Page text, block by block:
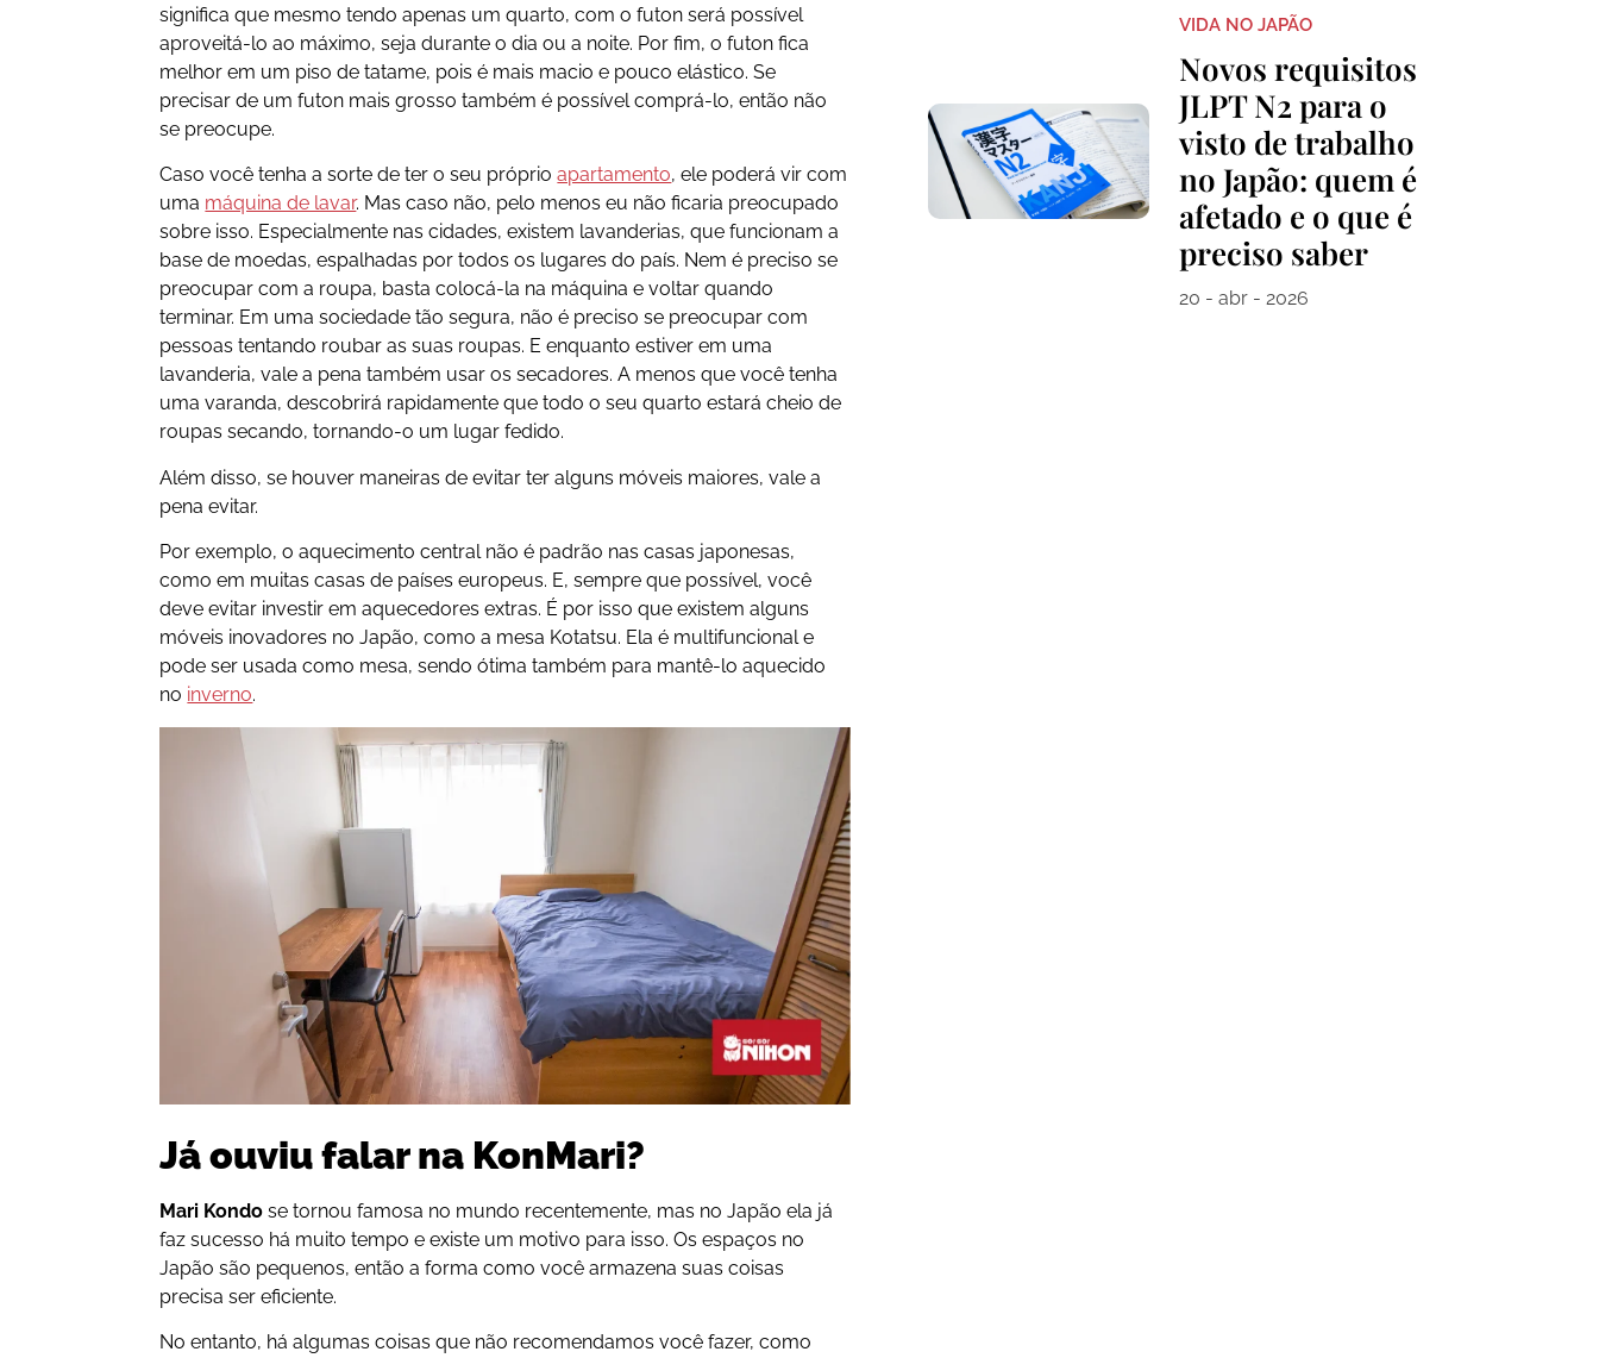
significa que mesmo tendo apenas um quarto, com o futon será possível
aproveitá-lo ao máximo, seja durante o dia ou a noite. Por fim, o futon fica
melhor em um piso de tatame, pois é mais macio e pouco elástico. Se
precisar de um futon mais grosso também é possível comprá-lo, então não
se preocupe.
Caso você tenha a sorte de ter o seu próprioapartamento, ele poderá vir com
uma máquina de lavar. Mas caso não, pelo menos eu não ficaria preocupado
sobre isso. Especialmente nas cidades, existem lavanderias, que funcionam a
base de moedas, espalhadas por todos os lugares do país. Nem é preciso se
preocupar com a roupa, basta colocá-la na máquina e voltar quando
terminar. Em uma sociedade tão segura, não é preciso se preocupar com
pessoas tentando roubar as suas roupas. E enquanto estiver em uma
lavanderia, vale a pena também usar os secadores. A menos que você tenha
uma varanda, descobrirá rapidamente que todo o seu quarto estará cheio de
roupas secando, tornando-o um lugar fedido.
Além disso, se houver maneiras de evitar ter alguns móveis maiores, vale a
pena evitar.
Por exemplo, o aquecimento central não é padrão nas casas japonesas,
como em muitas casas de países europeus. E, sempre que possível, você
deve evitar investir em aquecedores extras. É por isso que existem alguns
móveis inovadores no Japão, como a mesa Kotatsu. Ela é multifuncional e
pode ser usada como mesa, sendo ótima também para mantê-lo aquecido
no inverno.
Já ouviu falar na KonMari?
Mari Kondose tornou famosa no mundo recentemente, mas no Japão ela já
faz sucesso há muito tempo e existe um motivo para isso. Os espaços no
Japão são pequenos, então a forma como você armazena suas coisas
precisa ser eficiente.
No entanto, há algumas coisas que não recomendamos você fazer, como
VIDA NO JAPÃO
Novos requisitos
JLPT N2 para o
visto de trabalho
no Japão: quem é
afetado e o que é
preciso saber
20 - abr - 2026